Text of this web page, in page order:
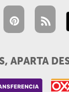
APARTA